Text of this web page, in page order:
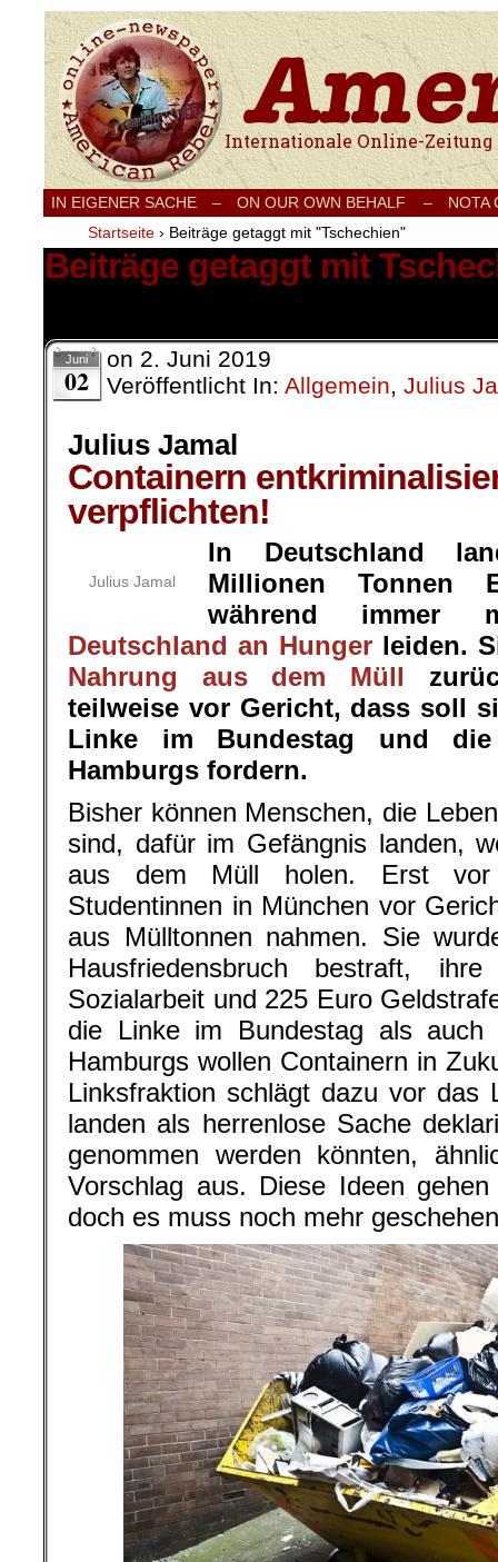
Internationale Onlinezeitung für Frieden,
IN EIGENER SACHE – ON OUR OWN BEHALF –
NOTA
Startseite › Beiträge getaggt mit "Tschechien"
Beiträge getaggt mit
Juni
02
on 2. Juni 2019
Veröffentlicht In: Allgemein, Julius
Julius Jamal
Containern
verpflichten!
Julius Jamal
In Deutschland
Millionen Tonnen
während immer
Deutschland an Hunger leiden.
Nahrung aus dem Müll
teilweise vor Gericht, dass soll
Linke im Bundestag und die
Hamburgs fordern.
Bisher können Menschen, die
sind, dafür im Gefängnis landen,
aus dem Müll holen. Erst vor
Studentinnen in München vor
aus Mülltonnen nahmen. Sie
Hausfriedensbruch bestraft,
Sozialarbeit und 225 Euro
die Linke im Bundestag als auch
Hamburgs wollen Containern in
Linksfraktion schlägt dazu vor das
landen als herrenlose Sache
genommen werden könnten,
Vorschlag aus. Diese Ideen
doch es muss noch mehr